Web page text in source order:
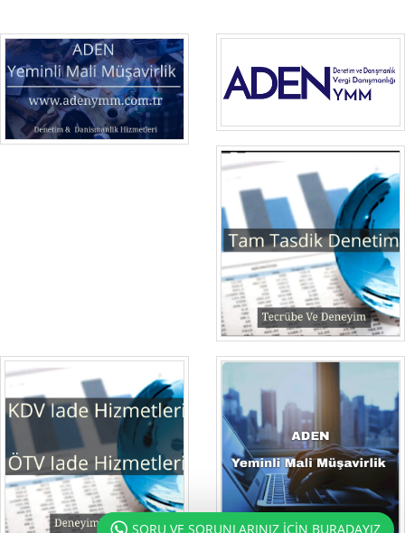
SORU VE SORUNLARINIZ İÇİN BURADAYIZ